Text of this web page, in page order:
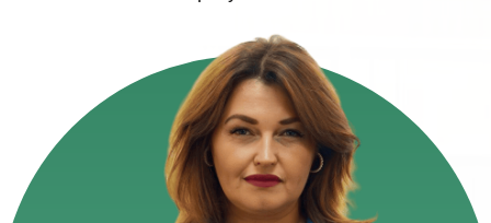
20-25 рабочих дней— срок
регистрации
100% сделок -по договору
с гарантией